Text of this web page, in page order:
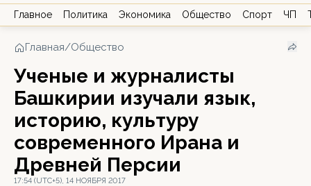
Главное Политика Экономика Общество Спорт ЧП
Главная/Общество
Ученые и журналисты
Башкирии изучали язык,
историю, культуру
современного Ирана и
Древней Персии
17:54 (UTC+5), 14 НОЯБРЯ 2017